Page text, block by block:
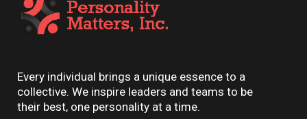
Every individual brings a unique essence to a
collective. We inspire leaders and teams to be
their best, one personality at a time.